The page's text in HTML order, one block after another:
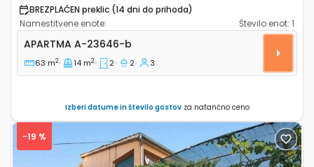
BREZPLAČEN preklic (14 dni do prihoda)
Namestitvene enote:
Število enot: 1
Dvosobni apartma Zadar A-23646-b
APARTMA A-23646-b
63 m2 14 m2 2 2 3
Izberi datume in število gostovza natančno ceno
-19 %